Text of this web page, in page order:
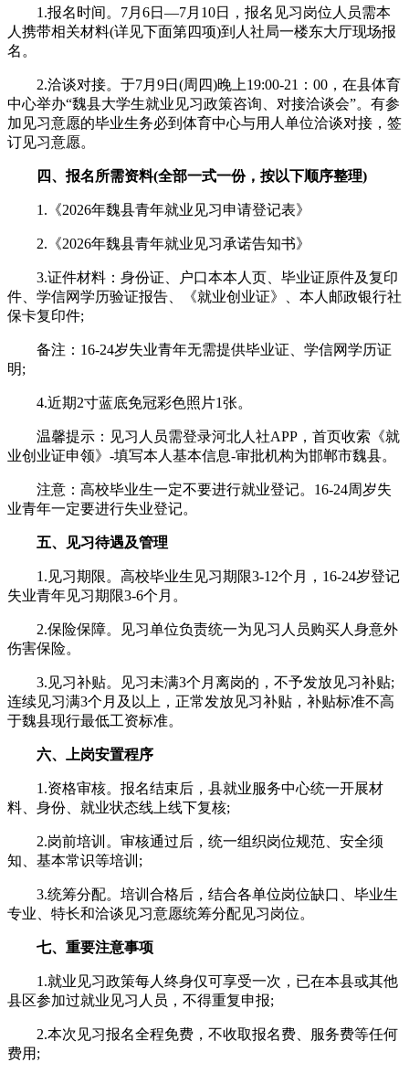
1.报名时间。7月6日—7月10日，报名见习岗位人员需本
人携带相关材料(详见下面第四项)到人社局一楼东大厅现场报
名。
2.洽谈对接。于7月9日(周四)晚上19:00-21：00，在县体育
中心举办“魏县大学生就业见习政策咨询、对接洽谈会”。有参
加见习意愿的毕业生务必到体育中心与用人单位洽谈对接，签
订见习意愿。
四、报名所需资料(全部一式一份，按以下顺序整理)
1.《2026年魏县青年就业见习申请登记表》
2.《2026年魏县青年就业见习承诺告知书》
3.证件材料：身份证、户口本本人页、毕业证原件及复印
件、学信网学历验证报告、《就业创业证》、本人邮政银行社
保卡复印件;
备注：16-24岁失业青年无需提供毕业证、学信网学历证
明;
4.近期2寸蓝底免冠彩色照片1张。
温馨提示：见习人员需登录河北人社APP，首页收索《就
业创业证申领》-填写本人基本信息-审批机构为邯郸市魏县。
注意：高校毕业生一定不要进行就业登记。16-24周岁失
业青年一定要进行失业登记。
五、见习待遇及管理
1.见习期限。高校毕业生见习期限3-12个月，16-24岁登记
失业青年见习期限3-6个月。
2.保险保障。见习单位负责统一为见习人员购买人身意外
伤害保险。
3.见习补贴。见习未满3个月离岗的，不予发放见习补贴;
连续见习满3个月及以上，正常发放见习补贴，补贴标准不高
于魏县现行最低工资标准。
六、上岗安置程序
1.资格审核。报名结束后，县就业服务中心统一开展材
料、身份、就业状态线上线下复核;
2.岗前培训。审核通过后，统一组织岗位规范、安全须
知、基本常识等培训;
3.统筹分配。培训合格后，结合各单位岗位缺口、毕业生
专业、特长和洽谈见习意愿统筹分配见习岗位。
七、重要注意事项
1.就业见习政策每人终身仅可享受一次，已在本县或其他
县区参加过就业见习人员，不得重复申报;
2.本次见习报名全程免费，不收取报名费、服务费等任何
费用;